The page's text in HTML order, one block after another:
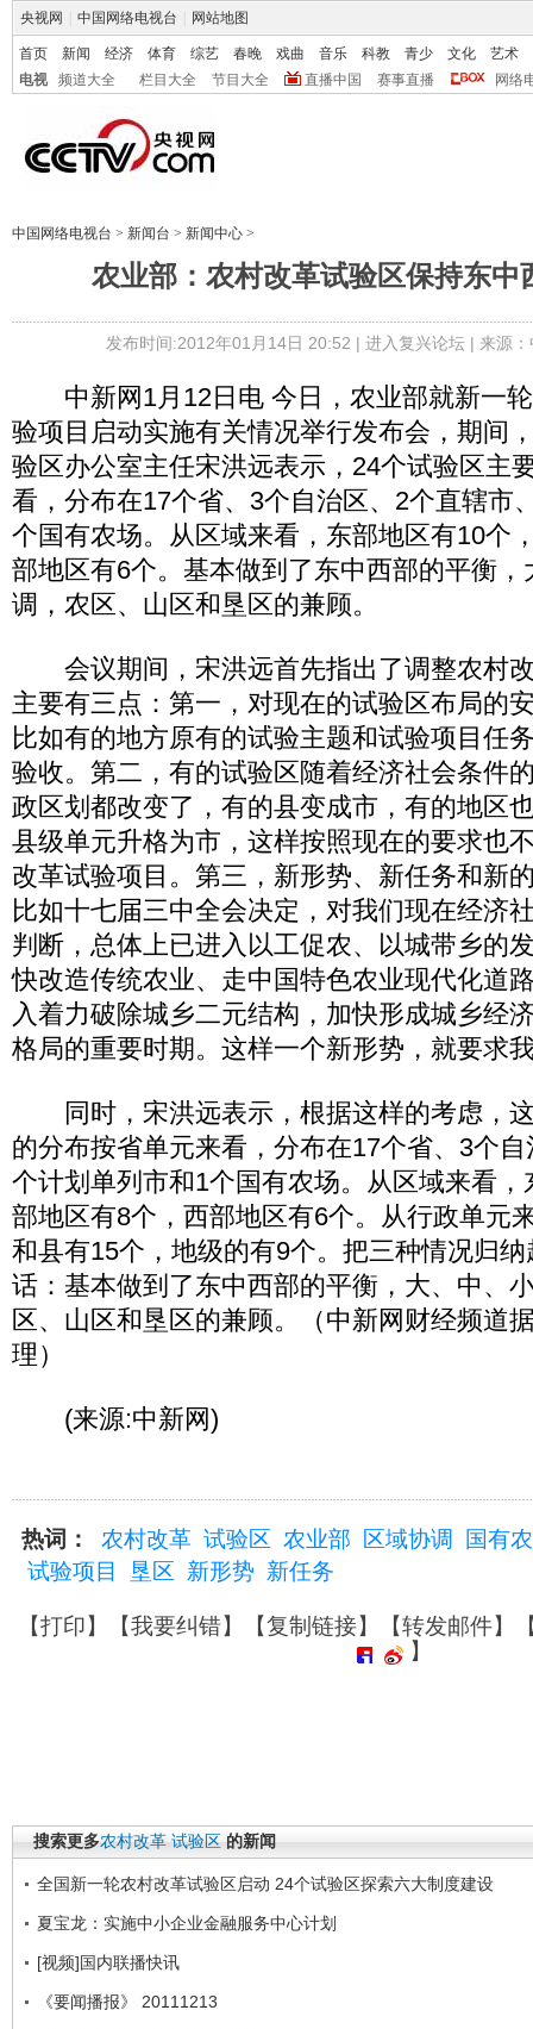
央视网 中国网络电视台 网站地图
首页 新闻 经济 体育 综艺 春晚 戏曲 音乐 科教 青少 文化
艺术
电视
频道大全 栏目大全 节目大全 直播中国 赛事直播 网络
中国网络电视台 > 新闻台 > 新闻中心 >
农业部：农村改革试验区保持东中
发布时间:2012年01月14日 20:52 | 进入复兴论坛| 来源
中新网1月12日电 今日，农业部就新一轮
验项目启动实施有关情况举行发布会，期间
验区办公室主任宋洪远表示，24个试验区主
看，分布在17个省、3个自治区、2个直辖市
个国有农场。从区域来看，东部地区有10个
部地区有6个。基本做到了东中西部的平衡
调，农区、山区和垦区的兼顾。
会议期间，宋洪远首先指出了调整农村
主要有三点：第一，对现在的试验区布局的
比如有的地方原有的试验主题和试验项目任
验收。第二，有的试验区随着经济社会条件
政区划都改变了，有的县变成市，有的地区
县级单元升格为市，这样按照现在的要求也
改革试验项目。第三，新形势、新任务和新
比如十七届三中全会决定，对我们现在经济
判断，总体上已进入以工促农、以城带乡的
快改造传统农业、走中国特色农业现代化道
入着力破除城乡二元结构，加快形成城乡经
格局的重要时期。这样一个新形势，就要求
同时，宋洪远表示，根据这样的考虑，
的分布按省单元来看，分布在17个省、3个
个计划单列市和1个国有农场。从区域来看
部地区有8个，西部地区有6个。从行政单元
和县有15个，地级的有9个。把三种情况归
话：基本做到了东中西部的平衡，大、中、
区、山区和垦区的兼顾。（中新网财经频道
理）
(来源:中新网)
热词： 农村改革 试验区 农业部 区域协调
国有
试验项目
垦区 新形势 新任务
【打印】【我要纠错】【复制链接】【转发邮件】
】
搜索更多农村改革 试验区 的新闻
全国新一轮农村改革试验区启动 24个试验区探索六大制度建设
夏宝龙：实施中小企业金融服务中心计划
[视频]国内联播快讯
《要闻播报》 20111213